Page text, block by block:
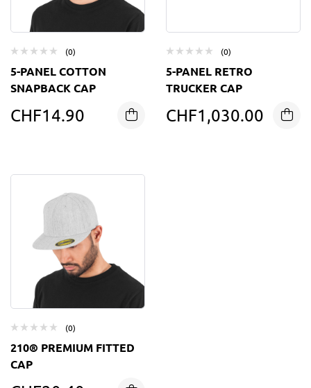
(0)
5-PANEL COTTON
SNAPBACK CAP
CHF14.90
(0)
5-PANEL RETRO
TRUCKER CAP
CHF1,030.00
(0)
210® PREMIUM FITTED
CAP